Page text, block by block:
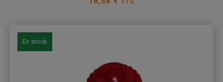
En stock